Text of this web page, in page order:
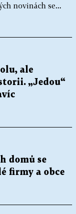
novinách se...
ale
„Jedou“
domů se
firmy a obce